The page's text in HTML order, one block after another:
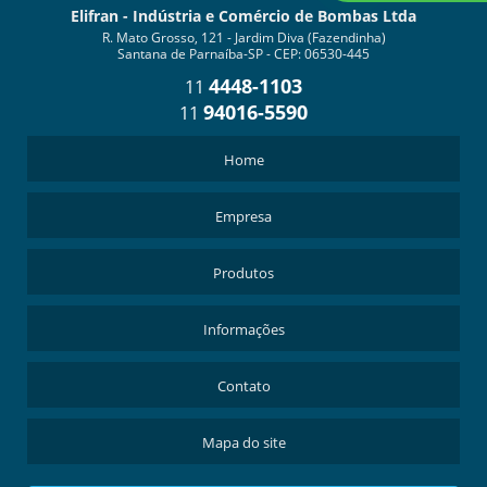
Elifran - Indústria e Comércio de Bombas Ltda
R. Mato Grosso, 121 - Jardim Diva (Fazendinha)
Santana de Parnaíba-SP - CEP: 06530-445
11 4448-1103
11 94016-5590
Home
Empresa
Produtos
Informações
Contato
Mapa do site